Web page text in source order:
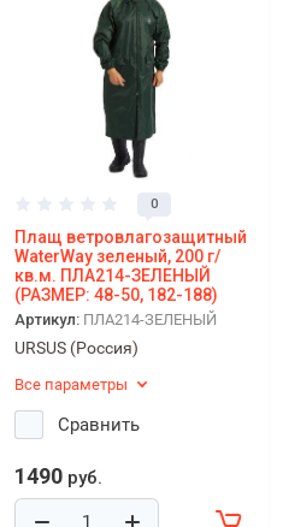
0
Плащ ветровлагозащитный
WaterWay зеленый, 200 г/
кв.м. ПЛА214-ЗЕЛЕНЫЙ
(РАЗМЕР: 48-50, 182-188)
Артикул: ПЛА214-ЗЕЛЕНЫЙ
URSUS (Россия)
Все параметры
Сравнить
1490 руб.